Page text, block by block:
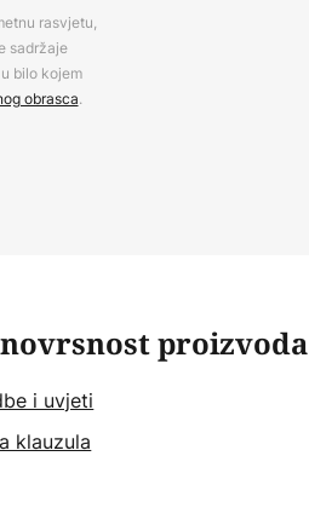
rasvjetu,
sadržaje
bilo kojem
obrasca.
proizvoda
i uvjeti
klauzula